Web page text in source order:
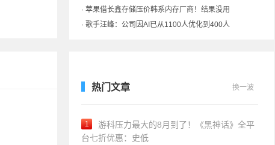
· 苹果借长鑫存储压价韩系内存厂商！结果没用
· 歌手汪峰：公司因AI已从1100人优化到400人
热门文章 换一波
1
游科压力最大的8月到了！《黑神话》全平
台七折优惠：史低